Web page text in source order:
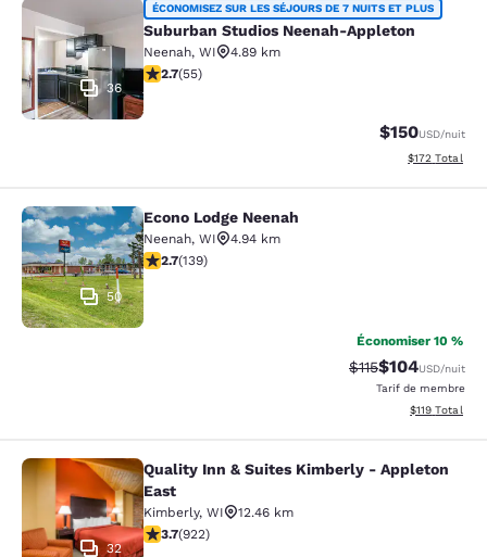
Suburban Studios Neenah-Appleton
36
ÉCONOMISEZ SUR LES SÉJOURS DE 7 NUITS ET PLUS
Suburban Studios Neenah-Appleton
Neenah, WI
4.89 km
2.71 étoiles. Moyen. 55 commentaires
2.7(55)
$150USD/nuit
Afficher les
$172 Total
Econo Lodge Neenah
50
Econo Lodge Neenah
Neenah, WI
4.94 km
2.68 étoiles. Moyen. 139 commentaires
2.7(139)
Économiser 10 %
Tarif barré :
$115Tarif réduit :
$104USD/nuit
Tarif de membre
Afficher les
$119 Total
Quality Inn & Suites Kimberly -
32
Quality Inn & Suites Kimberly - Appleton
East
Kimberly, WI
12.46 km
3.74 étoiles. Bien. 922 commentaires
3.7(922)